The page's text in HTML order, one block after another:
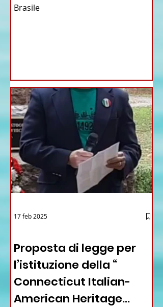
Brasile
Proposta di legge per
l’istituzione della “
Connecticut Italian-
American Heritage
17 feb 2025